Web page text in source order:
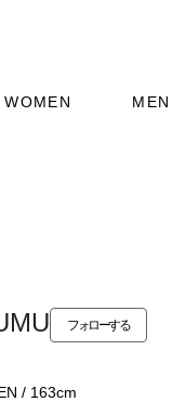
WOMEN MEN
フォローする
/ 163cm